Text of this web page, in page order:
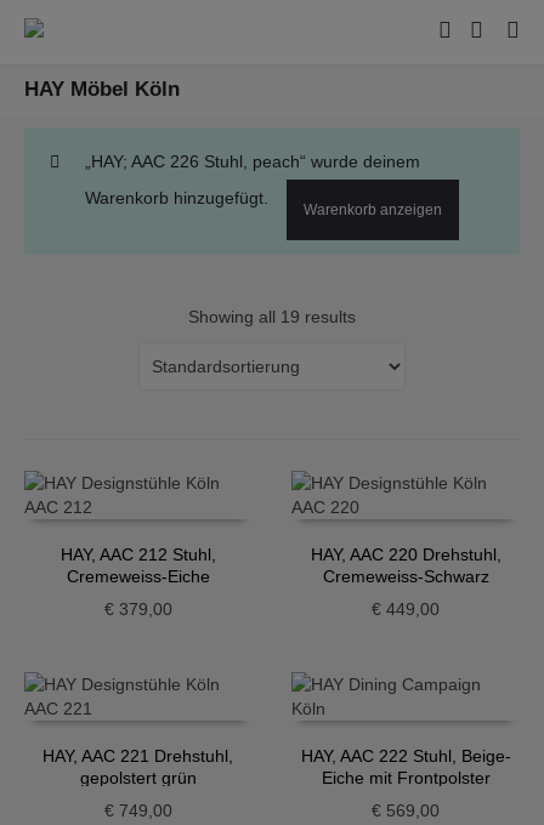
HAY Möbel Köln
„HAY; AAC 226 Stuhl, peach“ wurde deinem
Warenkorb hinzugefügt.
Warenkorb anzeigen
Showing all 19 results
HAY, AAC 212 Stuhl,
Cremeweiss-Eiche
€379,00
HAY, AAC 220 Drehstuhl,
Cremeweiss-Schwarz
€ 449,00
HAY, AAC 221 Drehstuhl,
gepolstert grün
€749,00
HAY, AAC 222 Stuhl, Beige-
Eiche mit Frontpolster
€ 569,00